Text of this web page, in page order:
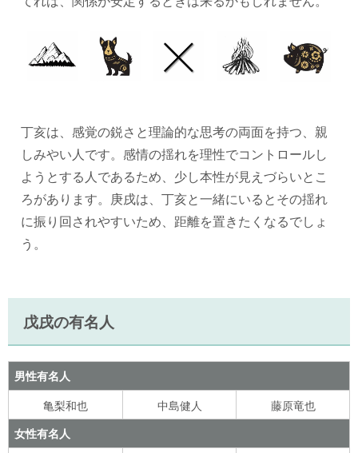
丁亥は、感覚の鋭さと理論的な思考の両面を持つ、親
しみやい人です。感情の揺れを理性でコントロールし
ようとする人であるため、少し本性が見えづらいとこ
ろがあります。庚戌は、丁亥と一緒にいるとその揺れ
に振り回されやすいため、距離を置きたくなるでしょ
う。
戊戌の有名人
男性有名人
亀梨和也 中島健人 藤原竜也
女性有名人